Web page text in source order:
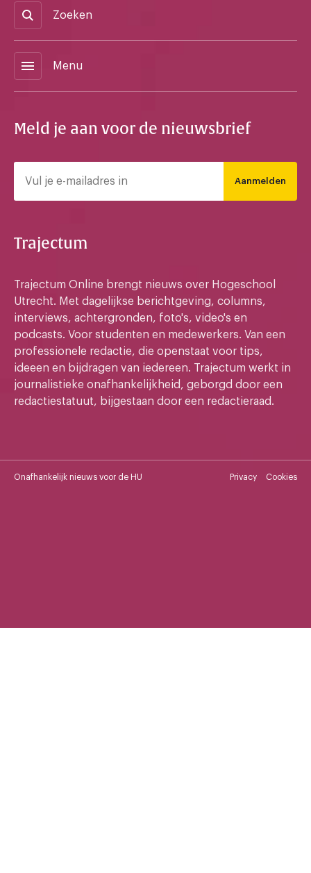
Zoeken
menu Menu
Meld je aan voor de nieuwsbrief
Aanmelden
Trajectum
Trajectum Online brengt nieuws over Hogeschool
Utrecht. Met dagelijkse berichtgeving, columns,
interviews, achtergronden, foto's, video's en
podcasts. Voor studenten en medewerkers. Van een
professionele redactie, die openstaat voor tips,
ideeen en bijdragen van iedereen. Trajectum werkt in
journalistieke onafhankelijkheid, geborgd door een
redactiestatuut, bijgestaan door een redactieraad.
Onafhankelijk nieuws voor de HU Privacy Cookies